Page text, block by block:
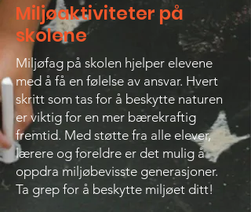
Miljøaktiviteter på
skolene
Miljøfag på skolen hjelper elevene
med å få en følelse av ansvar. Hvert
skritt som tas for å beskytte naturen
er viktig for en mer bærekraftig
fremtid. Med støtte fra alle elever,
lærere og foreldre er det mulig å
oppdra miljøbevisste generasjoner.
Ta grep for å beskytte miljøet ditt!